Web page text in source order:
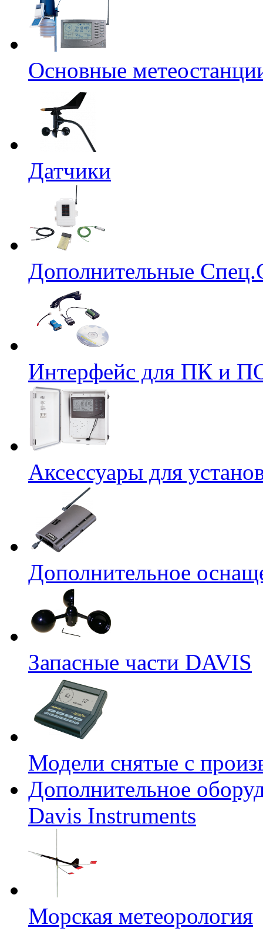
Основные
Датчики
Дополнительные
Интерфейс для ПК и
Аксессуары для
Дополнительное
Запасные части DAVIS
Модели снятые с
Дополнительное
Davis Instruments
Морская метеорология